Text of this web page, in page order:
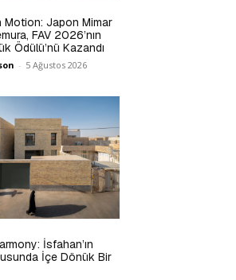
Motion: Japon Mimar
FAV 2026’nın
Ödülü’nü Kazandı
- 5 Ağustos 2026
İsfahan’ın
İçe Dönük Bir